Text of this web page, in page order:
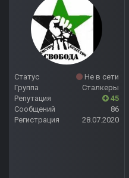
Статус
Не в сети
Группа
Сталкеры
Репутация
45
Сообщений
86
Регистрация
28.07.2020